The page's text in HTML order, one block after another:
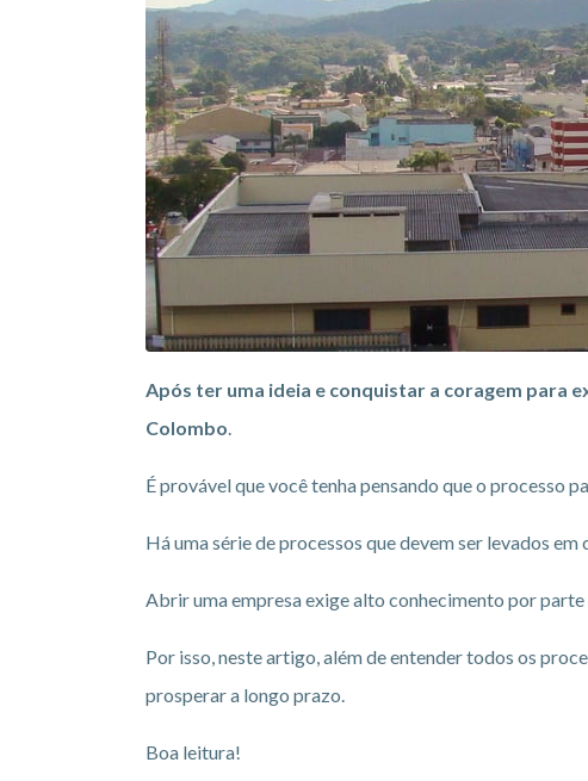
Após ter uma ideia e conquistar a coragem para
Colombo.
É provável que você tenha pensando que o processo
Há uma série de processos que devem ser levados
Abrir uma empresa exige alto conhecimento por
Por isso, neste artigo, além de entender todos os
prosperar a longo prazo.
Boa leitura!